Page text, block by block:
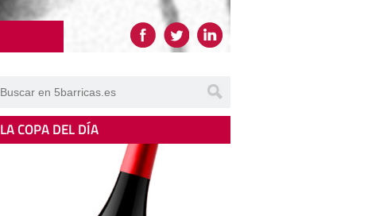
LA COPA DEL DÍA